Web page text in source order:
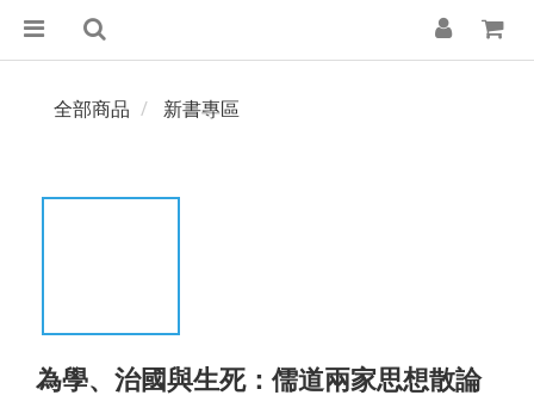
全部商品 新書專區
為學、治國與生死：儒道兩家思想散論